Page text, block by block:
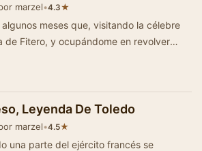
marzel•4.3★
meses que, visitando la célebre
de Fitero, y ocupándome en revolver
Leyenda De Toledo
marzel•4.5★
una parte del ejército francés se